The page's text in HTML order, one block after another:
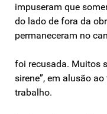
impuseram que
do lado de fora da
permaneceram no
foi recusada. Muitos
sirene”, em alusão
trabalho.